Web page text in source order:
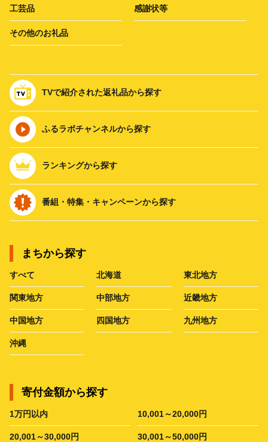
工芸品 感謝状等
その他のお礼品
TVで紹介された返礼品から探す
ふるラボチャンネルから探す
ランキングから探す
番組・特集・キャンペーンから探す
まちから探す
すべて 北海道 東北地方
関東地方 中部地方 近畿地方
中国地方 四国地方 九州地方
沖縄
寄付金額から探す
1万円以内 10,001～20,000円
20,001～30,000円 30,001～50,000円